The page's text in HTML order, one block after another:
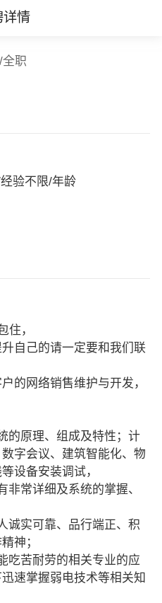
详情
全职
验不限/年龄
住，
自己的请一定要和我们联
的网络销售维护与开发，
的原理、组成及特性；计
字会议、建筑智能化、物
设备安装调试，
非常详细及系统的掌握、
诚实可靠、品行端正、积
神；
吃苦耐劳的相关专业的应
速掌握弱电技术等相关知